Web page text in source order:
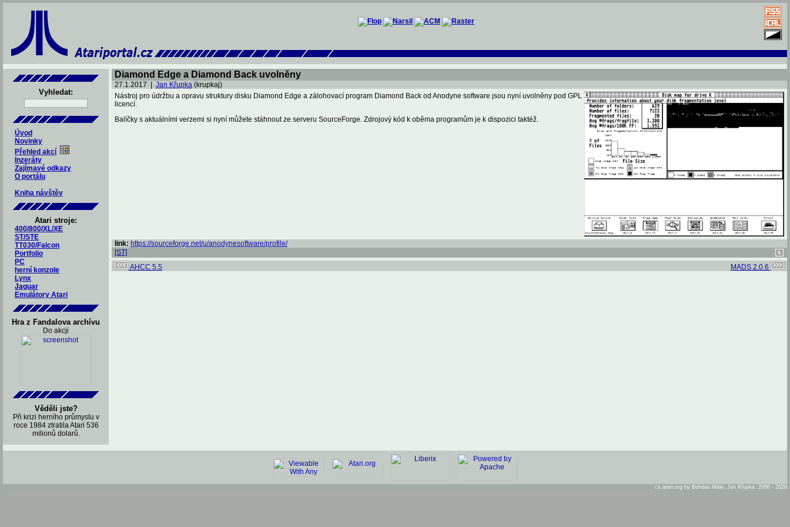
Vyhledat:
Úvod
Novinky
Přehled akcí
Inzeráty
Zajímavé odkazy
O portálu
Kniha návštěv
Atari stroje:
400/800/XL/XE
ST/STE
TT030/Falcon
Portfolio
PC
herní konzole
Lynx
Jaguar
Emulátory Atari
Hra z Fandalova archívu
Do akcji
Věděli jste?
Při krizi herního průmyslu v
roce 1984 ztratila Atari 536
milionů dolarů.
Diamond Edge a Diamond Back uvolněny
27.1.2017 | Jan Křupka (krupkaj)
Nástroj pro údržbu a opravu struktury disku Diamond Edge a zálohovací program Diamond Back od Anodyne software jsou nyní uvolněny pod GPL
licencí.
Balíčky s aktuálními verzemi si nyní můžete stáhnout ze serveru SourceForge. Zdrojový kód k oběma programům je k dispozici taktéž.
link: https://sourceforge.net/u/anodynesoftware/profile/
[ST]
AHCC 5.5
MADS 2.0.6
cs.atari.org by Bohdan Milar, Jan Křupka, 2006 - 2026